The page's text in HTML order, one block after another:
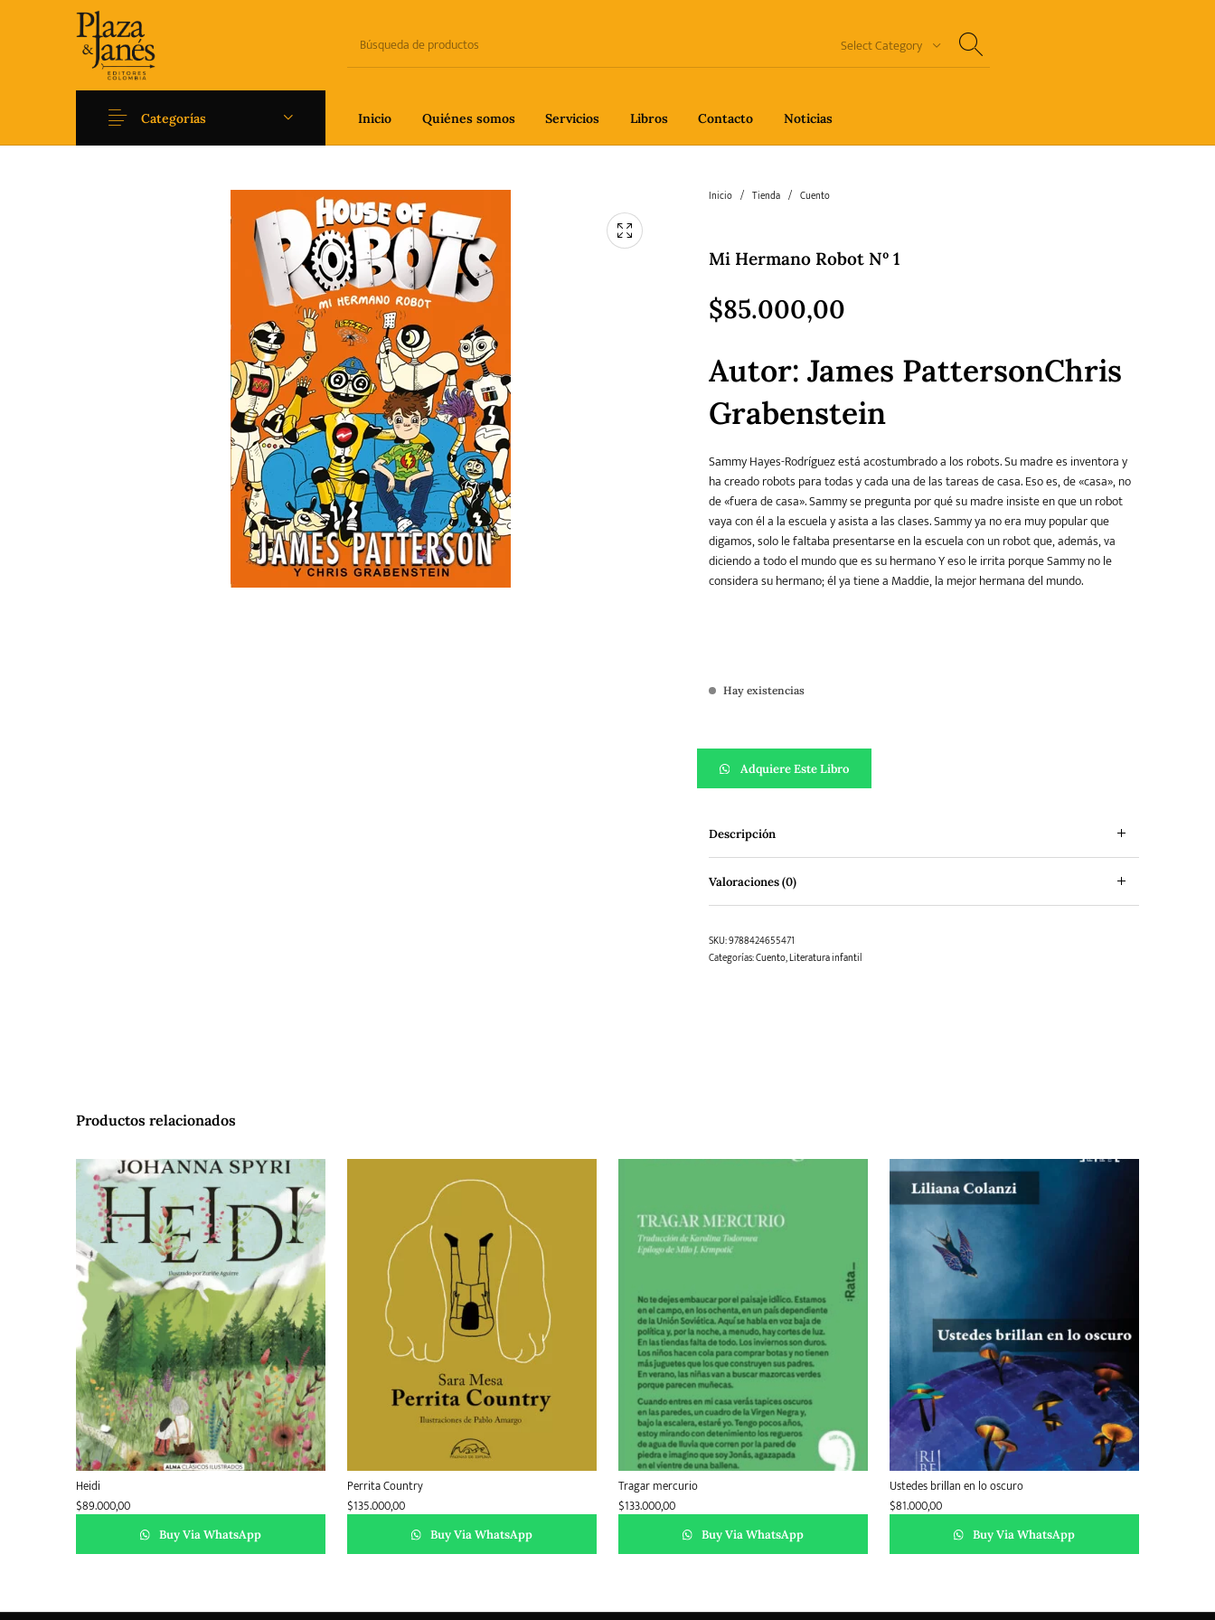
Select Category
Inicio Quiénes somos Servicios Libros Contacto Noticias
Categorías
Ficción Filosofía Horror
Literatura universal y
Clásicos
Pedagogía Sagas Salud y Bienestar Sin categorizar
Teatro Young Adult
Inicio / Tienda / Cuento
Mi Hermano Robot Nº 1
$85.000,00
Autor: James PattersonChris
Grabenstein
Sammy Hayes-Rodríguez está acostumbrado a los robots. Su madre es inventora y
ha creado robots para todas y cada una de las tareas de casa. Eso es, de «casa», no
de «fuera de casa». Sammy se pregunta por qué su madre insiste en que un robot
vaya con él a la escuela y asista a las clases. Sammy ya no era muy popular que
digamos, solo le faltaba presentarse en la escuela con un robot que, además, va
diciendo a todo el mundo que es su hermano Y eso le irrita porque Sammy no le
considera su hermano; él ya tiene a Maddie, la mejor hermana del mundo.
Hay existencias
Adquiere Este Libro
Descripción
Valoraciones (0)
SKU:9788424655471
Categorías:Cuento,Literatura infantil
Productos relacionados
Heidi
$89.000,00
Buy Via WhatsApp
Perrita Country
$135.000,00
Buy Via WhatsApp
Tragar mercurio
$133.000,00
Buy Via WhatsApp
Ustedes brillan en lo oscuro
$81.000,00
Buy Via WhatsApp